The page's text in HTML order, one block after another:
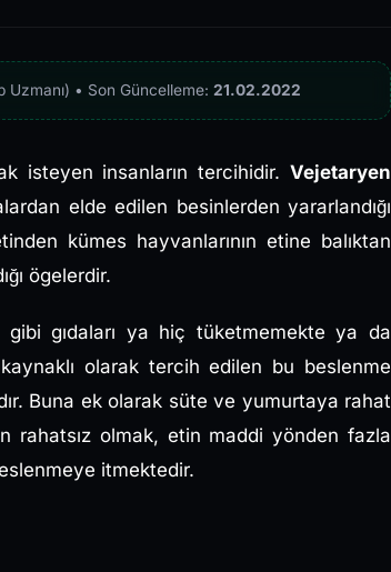
Uzmanı) • Son Güncelleme: 21.02.2022
isteyen insanların tercihidir.Vejetaryen
elde edilen besinlerden yararlandığı
kümes hayvanlarının etine balıktan
ögelerdir.
gıdaları ya hiç tüketmemekte ya da
olarak tercih edilen bu beslenme
Buna ek olarak süte ve yumurtaya rahat
rahatsız olmak, etin maddi yönden fazla
itmektedir.